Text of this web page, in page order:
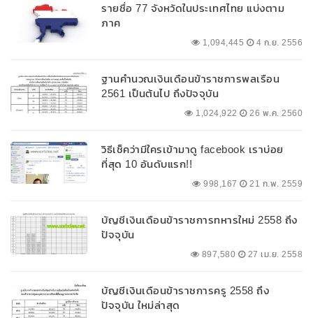
รายชื่อ 77 จังหวัดในประเทศไทย แบ่งตาม
ภาค
1,094,445 4 ก.ย. 2556
ฐานคำนวณเงินเดือนข้าราชการพลเรือน
2561 เป็นต้นไป ถึงปัจจุบัน
1,024,922 26 พ.ค. 2560
วิธีเช็คว่ามีใครเข้ามาดู facebook เราบ่อย
ที่สุด 10 อันดับแรก!!
998,167 21 ก.พ. 2559
บัญชีเงินเดือนข้าราชการทหารใหม่ 2558 ถึง
ปัจจุบัน
897,580 27 เม.ย. 2558
บัญชีเงินเดือนข้าราชการครู 2558 ถึง
ปัจจุบัน ใหม่ล่าสุด